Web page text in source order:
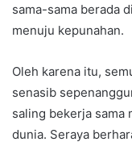
sama-sama berada
menuju kepunahan.
Oleh karena itu,
senasib
saling bekerja sama
dunia. Seraya